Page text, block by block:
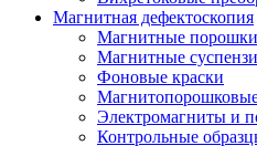
Магнитная дефектоскопия
Магнитные
Магнитные
Фоновые краски
Электромагниты и
Контрольные